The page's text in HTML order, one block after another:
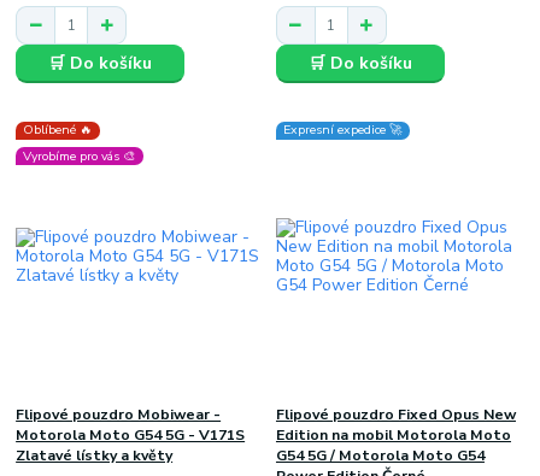
🛒 Do košíku 🛒 Do košíku
Oblíbené 🔥
Vyrobíme pro vás 🎨
Flipové pouzdro Mobiwear -
Motorola Moto G54 5G - V171S
Zlatavé lístky a květy
Expresní expedice 🚀
Flipové pouzdro Fixed Opus New
Edition na mobil Motorola Moto
G54 5G / Motorola Moto G54